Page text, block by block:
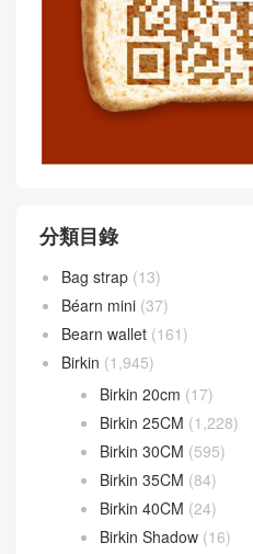
分類目錄
Bag strap (13)
Béarn mini (37)
Bearn wallet (161)
Birkin (1,945)
Birkin 20cm (17)
Birkin 25CM (1,228)
Birkin 30CM (595)
Birkin 35CM (84)
Birkin 40CM (24)
Birkin Shadow (16)